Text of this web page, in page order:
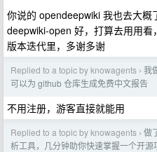
你说的 opendeepwiki 我也去大
deepwiki-open 好，打算去用用
版本迭代里，多谢多谢
Replied to a topic by knowagents › 我
可以为 github 仓库生成免费中文报告
不用注册，游客直接就能用
Replied to a topic by knowagents › 做
析工具，几分钟助你快速掌握一个开源